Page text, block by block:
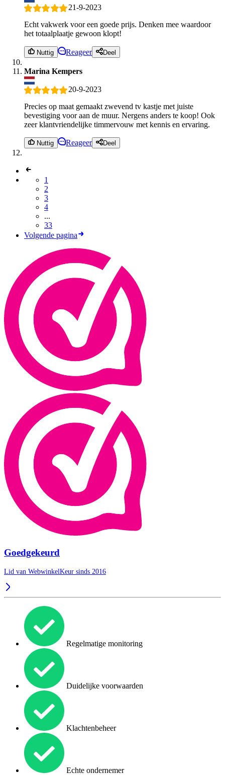
21-9-2023
Echt vakwerk voor een goede prijs. Denken mee waardoor
het totaalplaatje gewoon klopt!
Nuttig Reageer Deel
Marina Kempers
20-9-2023
Precies op maat gemaakt zwevend tv kastje met juiste
bevestiging voor aan de muur. Nergens anders te koop! Ook
zeer klantvriendelijke timmervouw met kennis en ervaring.
Nuttig Reageer Deel
1
2
3
4
...
33
Volgende pagina
Goedgekeurd
Lid van WebwinkelKeur sinds 2016
Regelmatige monitoring
Duidelijke voorwaarden
Klachtenbeheer
Echte ondernemer